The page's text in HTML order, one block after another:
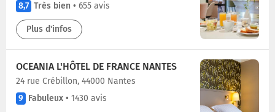
8,7 Très bien • 655 avis
Plus d'infos
OCEANIA L'HÔTEL DE FRANCE NANTES
24 rue Crébillon, 44000 Nantes
9 Fabuleux • 1430 avis